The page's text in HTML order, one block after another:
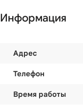
Информация
Адрес
Телефон
Время работы